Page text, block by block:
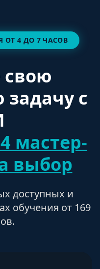
4 ДО 7 ЧАСОВ
задачу с
мастер-
выбор
доступных и
обучения от 169